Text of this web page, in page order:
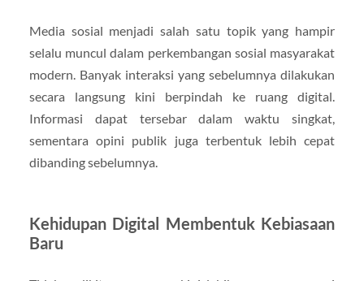
Media sosial menjadi salah satu topik yang hampir
selalu muncul dalam perkembangan sosial masyarakat
modern. Banyak interaksi yang sebelumnya dilakukan
secara langsung kini berpindah ke ruang digital.
Informasi dapat tersebar dalam waktu singkat,
sementara opini publik juga terbentuk lebih cepat
dibanding sebelumnya.
Kehidupan Digital Membentuk Kebiasaan
Baru